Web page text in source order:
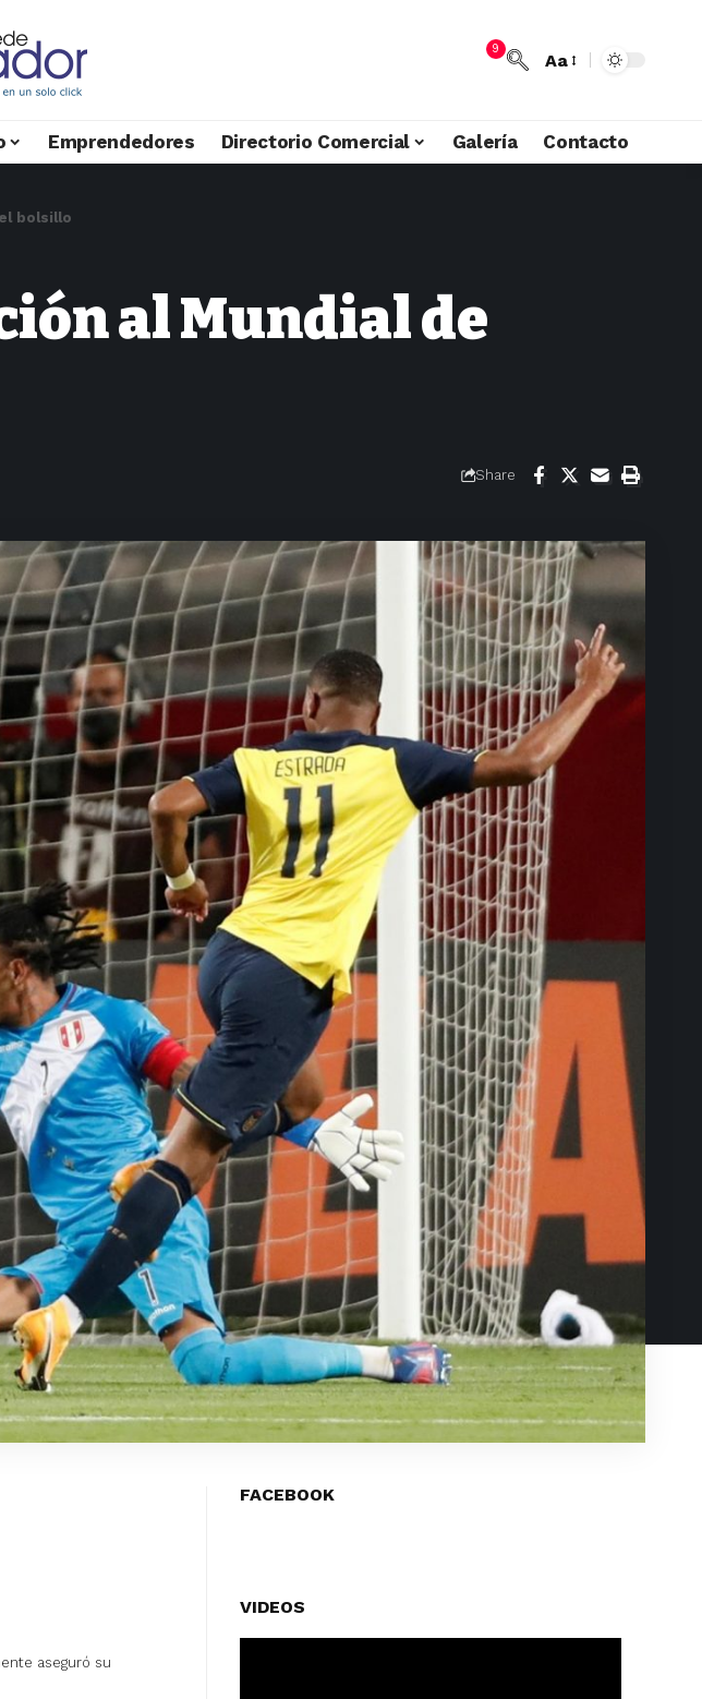
9
Aa
Emprendedores Directorio Comercial Galería Contacto
bolsillo
al Mundial de
Share
aseguró su
FACEBOOK
VIDEOS